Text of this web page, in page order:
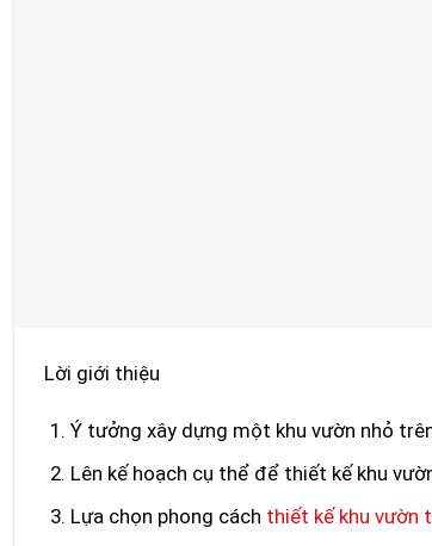
Lời giới thiệu
Ý tưởng xây dựng một khu vườn nhỏ
Lên kế hoạch cụ thể để thiết kế khu
Lựa chọn phong cách thiết kế khu vườn